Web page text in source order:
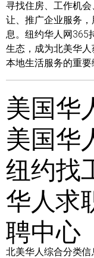
寻找住房、工作机
让、推广企业服务
息。纽约华人网365
生态，成为北美华
本地生活服务的重要
美国华
美国华
纽约找
华人求
聘中心
北美华人综合分类